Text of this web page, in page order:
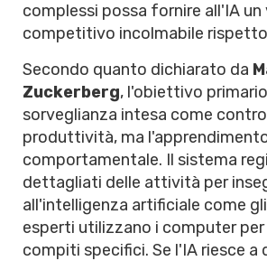
complessi possa fornire all'IA
competitivo incolmabile
Secondo quanto dichiarato da
Zuckerberg, l'obiettivo
sorveglianza intesa come
produttività, ma
comportamentale. Il sistema
dettagliati delle attività per
all'intelligenza artificiale come
esperti utilizzano i computer
compiti specifici. Se l'IA riesce a